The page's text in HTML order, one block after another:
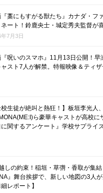
藁にもすがる獣たち』カナダ・フ
ネート！鈴鹿央士・城定秀夫監督が
年7月3日
呪いのスマホ』11月13日公開！早
スト7人が解禁。特報映像＆ティ
校生徒が絶叫と熱狂！】板垣李光人
ら豪華キャストが高校に
に関するアンケート』学校サプライ
しの約束！稲垣・草彅・香取が集
』舞台挨拶で、新しい地図の3人
細レポート】